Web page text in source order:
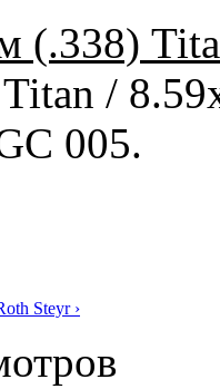
(.338)
/
005.
Steyr ›